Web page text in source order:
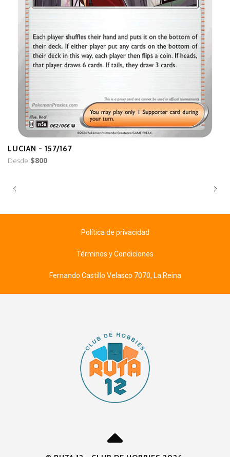
LUCIAN - 157/167
Desde $800
Política de privacidad
Términos y Condiciones
Fernando Castillo Velasco 7070, La Reina